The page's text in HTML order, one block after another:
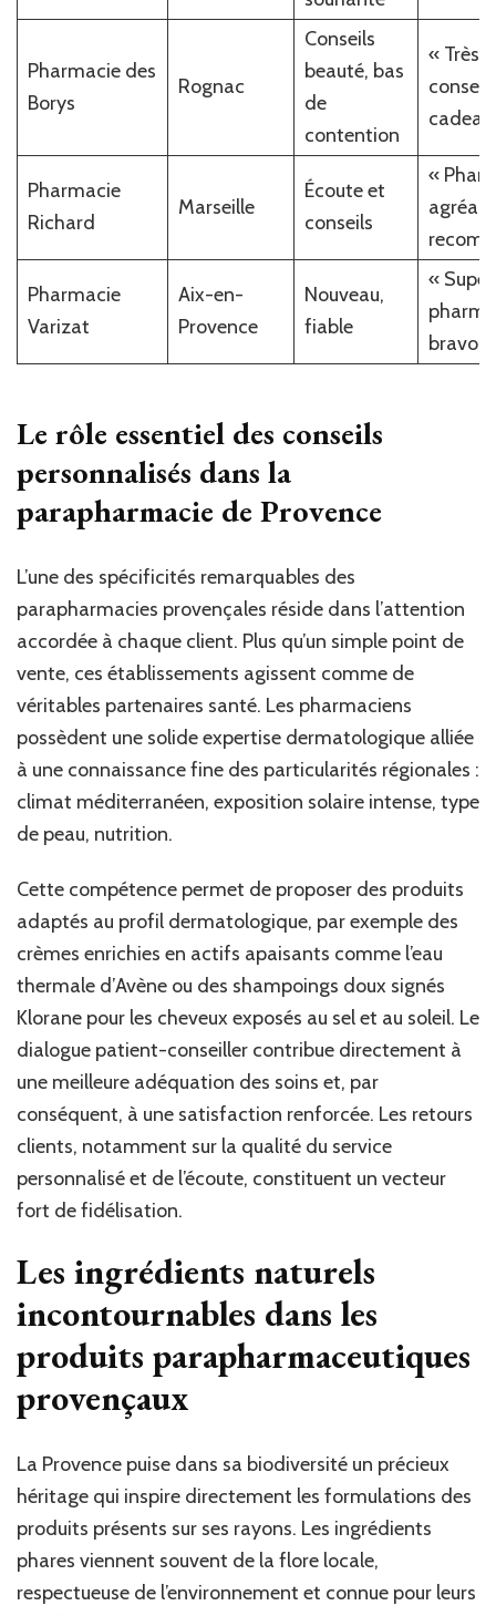
Pharmacie des
Borys
Rognac
Conseils
beauté, bas
de
contention
« Très
Pharmacie
Richard
Marseille
Écoute et
conseils
«
Pharmacie
Varizat
Aix-en-
Provence
Nouveau,
fiable
« Super
bravo !
Le rôle essentiel des conseils
personnalisés dans la
parapharmacie de Provence
L’une des spécificités remarquables des
parapharmacies provençales réside dans l’attention
accordée à chaque client. Plus qu’un simple point de
vente, ces établissements agissent comme de
véritables partenaires santé. Les pharmaciens
possèdent une solide expertise dermatologique alliée
à une connaissance fine des particularités régionales :
climat méditerranéen, exposition solaire intense, type
de peau, nutrition.
Cette compétence permet de proposer des produits
adaptés au profil dermatologique, par exemple des
crèmes enrichies en actifs apaisants comme l’eau
thermale d’Avène ou des shampoings doux signés
Klorane pour les cheveux exposés au sel et au soleil. Le
dialogue patient-conseiller contribue directement à
une meilleure adéquation des soins et, par
conséquent, à une satisfaction renforcée. Les retours
clients, notamment sur la qualité du service
personnalisé et de l’écoute, constituent un vecteur
fort de fidélisation.
Les ingrédients naturels
incontournables dans les
produits parapharmaceutiques
provençaux
La Provence puise dans sa biodiversité un précieux
héritage qui inspire directement les formulations des
produits présents sur ses rayons. Les ingrédients
phares viennent souvent de la flore locale,
respectueuse de l’environnement et connue pour leurs